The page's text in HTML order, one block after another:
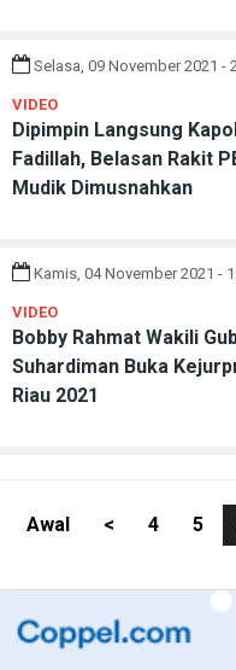
Selasa, 09 November 2021 -
VIDEO
Dipimpin Langsung
Fadillah, Belasan Rakit
Mudik Dimusnahkan
Kamis, 04 November 2021 -
VIDEO
Bobby Rahmat Wakili
Suhardiman Buka
Riau 2021
Awal < 4 5